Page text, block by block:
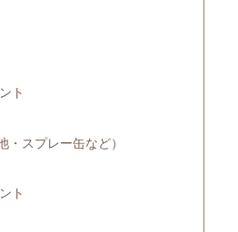
ト
・スプレー缶など）
ト